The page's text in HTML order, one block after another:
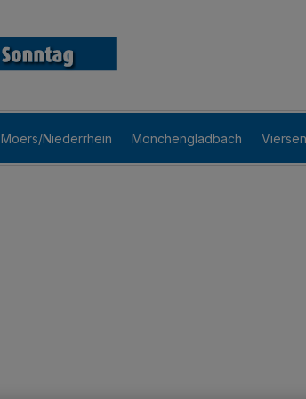
Moers/Niederrhein Mönchengladbach Viersen